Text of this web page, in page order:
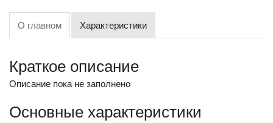
О главном Характеристики
Краткое описание
Описание пока не заполнено
Основные характеристики